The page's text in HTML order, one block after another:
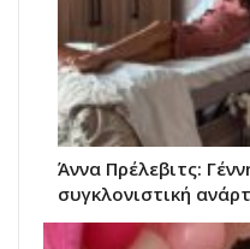
Άννα Πρέλεβιτς:
συγκλονιστική